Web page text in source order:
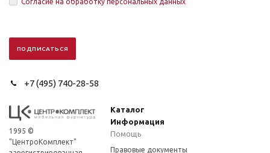
+7 (495) 740-28-58
1995 ©
"ЦентроКомплект"
Каталог
Информация
Помощь
Правовые документы